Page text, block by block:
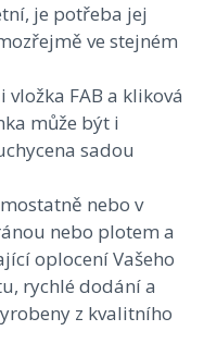
je potřeba jej
ve stejném
FAB a kliková
může být i
sadou
nebo v
nebo plotem a
oplocení Vašeho
rychlé dodání a
z kvalitního